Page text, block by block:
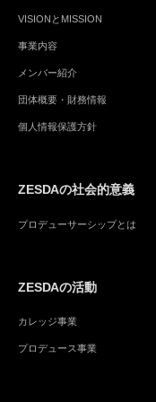
VISIONとMISSION
事業内容
メンバー紹介
団体概要・財務情報
個人情報保護方針
ZESDAの社会的意義
プロデューサーシップとは
ZESDAの活動
カレッジ事業
プロデュース事業